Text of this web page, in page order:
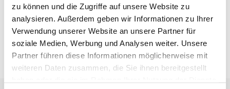
zu können und die Zugriffe auf unsere Website zu
analysieren. Außerdem geben wir Informationen zu Ihrer
Verwendung unserer Website an unsere Partner für
soziale Medien, Werbung und Analysen weiter. Unsere
Partner führen diese Informationen möglicherweise mit
weiteren Daten zusammen, die Sie ihnen bereitgestellt
Lebensräume. Arten der feuchten Täler des
Nörderberges sind hier genauso zu Hause wie
typische Pflanzen des trockenen Sonnenberges.
Keine Einträge gefunden.